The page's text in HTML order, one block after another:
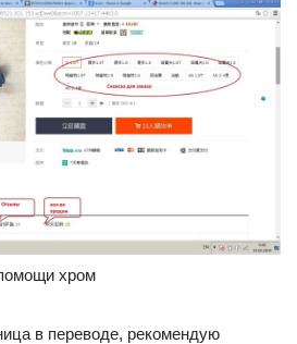
хром
в переводе, рекомендую